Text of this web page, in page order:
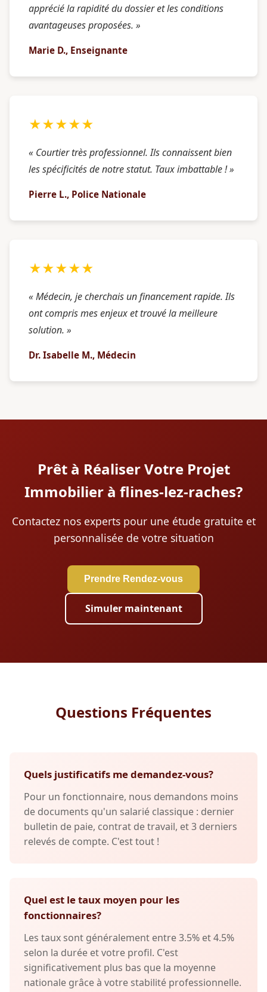
apprécié la rapidité du dossier et les conditions
avantageuses proposées. »
Marie D., Enseignante
★★★★★
« Courtier très professionnel. Ils connaissent bien
les spécificités de notre statut. Taux imbattable ! »
Pierre L., Police Nationale
★★★★★
« Médecin, je cherchais un financement rapide. Ils
ont compris mes enjeux et trouvé la meilleure
solution. »
Dr. Isabelle M., Médecin
Prêt à Réaliser Votre Projet
Immobilier à flines-lez-raches?
Contactez nos experts pour une étude gratuite et
personnalisée de votre situation
Prendre Rendez-vous
Simuler maintenant
Questions Fréquentes
Quels justificatifs me demandez-vous?
Pour un fonctionnaire, nous demandons moins
de documents qu'un salarié classique : dernier
bulletin de paie, contrat de travail, et 3 derniers
relevés de compte. C'est tout !
Quel est le taux moyen pour les
fonctionnaires?
Les taux sont généralement entre 3.5% et 4.5%
selon la durée et votre profil. C'est
significativement plus bas que la moyenne
nationale grâce à votre stabilité professionnelle.